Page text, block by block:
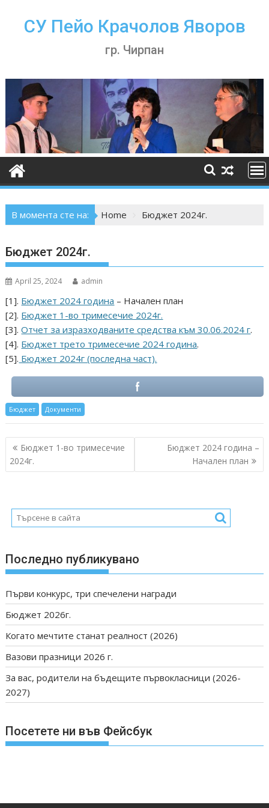
contentСУ Пейо Крачолов Яворов
гр. Чирпан
В момента сте на: Home Бюджет 2024г.
Бюджет 2024г.
April 25, 2024 admin
[1]. Бюджет 2024 година – Начален план
[2]. Бюджет 1-во тримесечие 2024г.
[3].Отчет за изразходваните средства към 30.06.2024 г.
[4]. Бюджет трето тримесечие 2024 година.
[5]. Бюджет 2024г (последна част).
Бюджет Документи
Post
navigation
Бюджет 1-во тримесечие
2024г.
Бюджет 2024 година –
Начален план
Последно публикувано
Първи конкурс, три спечелени награди
Бюджет 2026г.
Когато мечтите станат реалност (2026)
Вазови празници 2026 г.
За вас, родители на бъдещите първокласници (2026-
2027)
Посетете ни във Фейсбук